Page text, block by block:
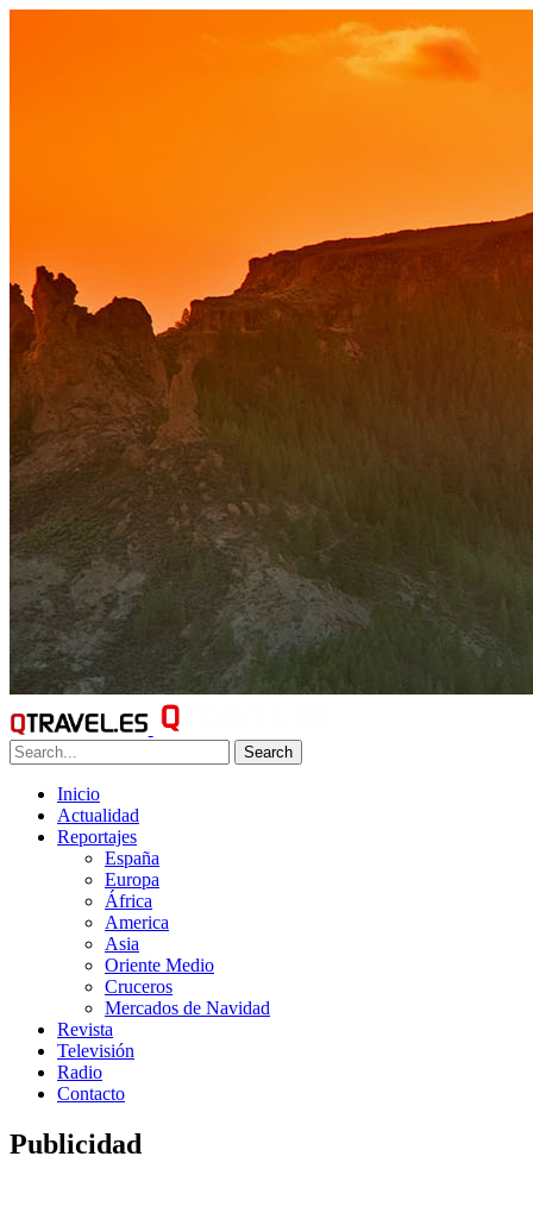
Search
Inicio
Actualidad
Reportajes
España
Europa
África
America
Asia
Oriente Medio
Cruceros
Mercados de Navidad
Revista
Televisión
Radio
Contacto
Publicidad